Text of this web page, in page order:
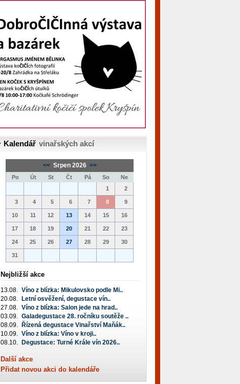
Kalendář vinařských akcí
<< Srpen 2026 >>
Po Út St Čt Pá So
Ne
1
2
3 4 5 6 7 8 9
10 11 12 13 14 15 16
17 18 19 20 21 22 23
24 25 26 27 28 29 30
31
Nejbližší akce
13.08. Víno z blízka: Mikulovsko podle Mi..
20.08.
Letní osvěžení, degustace vín..
27.08. Víno z blízka: Salon jede na hrad..
03.09. Galadegustace 28. ročníku soutěže ..
08.09.
Řízená degustace Vinařství Maňák..
10.09. Víno z blízka: Víno v kroji..
08.10.
Degustace: Turné Krále vín 2026..
Další akce
Přidat novou akci do kalendáře